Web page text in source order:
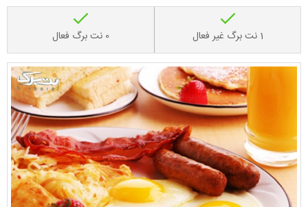
1 نت برگ غیر فعال 0 نت برگ فعال